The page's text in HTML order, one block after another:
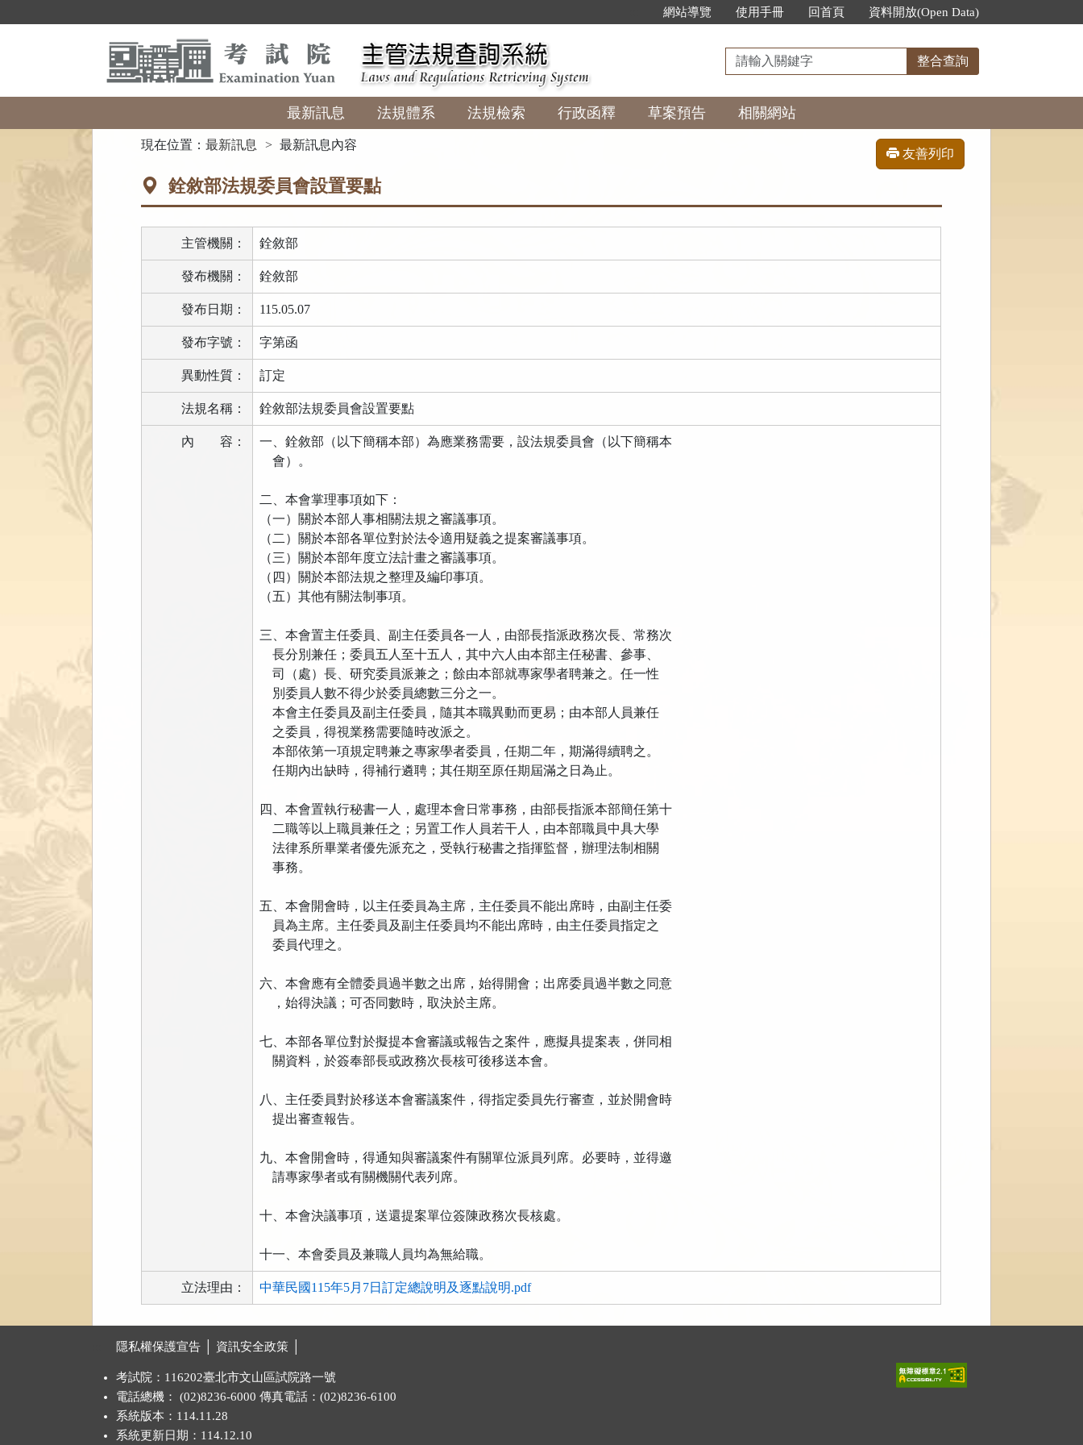
到
網站導覽 使用手冊 回首頁 資料開放(Open Data)
請
輸
入
鍵
整合查詢
最新訊息 法規體系 法規檢索 行政函釋 草案預告 相關網站
現在位置：最新訊息 最新訊息內容
友善列印
銓敘部法規委員會設置要點
主管機關： 銓敘部
發布機關： 銓敘部
發布日期： 115.05.07
發布字號： 字第函
異動性質： 訂定
法規名稱： 銓敘部法規委員會設置要點
內容：
一、銓敘部（以下簡稱本部）為應業務需要，設法規委員會（以下簡稱本
會）。
二、本會掌理事項如下：
（一）關於本部人事相關法規之審議事項。
（二）關於本部各單位對於法令適用疑義之提案審議事項。
（三）關於本部年度立法計畫之審議事項。
（四）關於本部法規之整理及編印事項。
（五）其他有關法制事項。
三、本會置主任委員、副主任委員各一人，由部長指派政務次長、常務次
長分別兼任；委員五人至十五人，其中六人由本部主任秘書、參事、
司（處）長、研究委員派兼之；餘由本部就專家學者聘兼之。任一性
別委員人數不得少於委員總數三分之一。
本會主任委員及副主任委員，隨其本職異動而更易；由本部人員兼任
之委員，得視業務需要隨時改派之。
本部依第一項規定聘兼之專家學者委員，任期二年，期滿得續聘之。
任期內出缺時，得補行遴聘；其任期至原任期屆滿之日為止。
四、本會置執行秘書一人，處理本會日常事務，由部長指派本部簡任第十
二職等以上職員兼任之；另置工作人員若干人，由本部職員中具大學
法律系所畢業者優先派充之，受執行秘書之指揮監督，辦理法制相關
事務。
五、本會開會時，以主任委員為主席，主任委員不能出席時，由副主任委
員為主席。主任委員及副主任委員均不能出席時，由主任委員指定之
委員代理之。
六、本會應有全體委員過半數之出席，始得開會；出席委員過半數之同意
，始得決議；可否同數時，取決於主席。
七、本部各單位對於擬提本會審議或報告之案件，應擬具提案表，併同相
關資料，於簽奉部長或政務次長核可後移送本會。
八、主任委員對於移送本會審議案件，得指定委員先行審查，並於開會時
提出審查報告。
九、本會開會時，得通知與審議案件有關單位派員列席。必要時，並得邀
請專家學者或有關機關代表列席。
十、本會決議事項，送還提案單位簽陳政務次長核處。
十一、本會委員及兼職人員均為無給職。
立法理由： 中華民國115年5月7日訂定總說明及逐點說明.pdf
隱私權保護宣告 │ 資訊安全政策 │
考試院：116202臺北市文山區試院路一號
電話總機： (02)8236-6000 傳真電話：(02)8236-6100
系統版本： 114.11.28
系統更新日期： 114.12.10